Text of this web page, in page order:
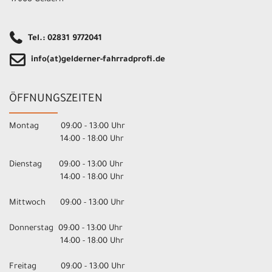
Tel.: 02831 9772041
info(at)gelderner-fahrradprofi.de
ÖFFNUNGSZEITEN
Montag 09:00 - 13:00 Uhr
14:00 - 18:00 Uhr
Dienstag 09:00 - 13:00 Uhr
14:00 - 18:00 Uhr
Mittwoch 09:00 - 13:00 Uhr
Donnerstag 09:00 - 13:00 Uhr
14:00 - 18:00 Uhr
Freitag 09:00 - 13:00 Uhr